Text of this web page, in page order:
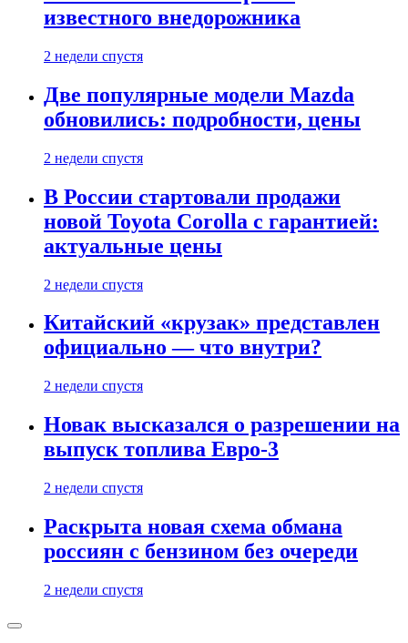
известного внедорожника
2 недели спустя
Две популярные модели Mazda
обновились: подробности, цены
2 недели спустя
В России стартовали продажи
новой Toyota Corolla с гарантией:
актуальные цены
2 недели спустя
Китайский «крузак» представлен
официально — что внутри?
2 недели спустя
Новак высказался о разрешении на
выпуск топлива Евро-3
2 недели спустя
Раскрыта новая схема обмана
россиян с бензином без очереди
2 недели спустя